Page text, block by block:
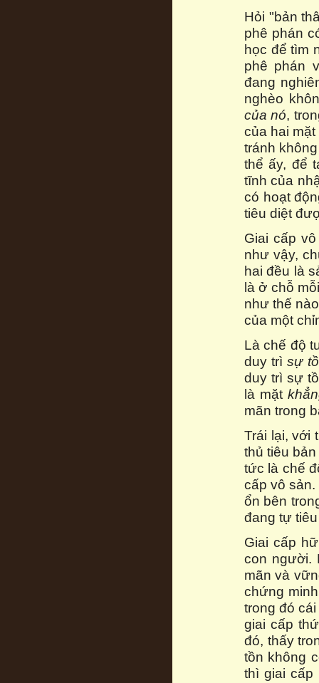
Hỏi "bản
phê phán
học để tìm
phê phán
đang
nghèo
của nó,
của hai
tránh
thể ấy, để
tĩnh của
có hoạt
tiêu diệt
Giai cấp
như vậy,
hai đều là
là ở chỗ
như thế
của một
Là chế độ
duy trìsự
duy trì sự
là mặt
mãn trong
Trái lại, với
thủ tiêu
tức là chế
cấp vô
ổn bên
đang tự
Giai cấp
con người.
mãn và
chứng
trong đó
giai cấp
đó, thấy
tồn không
thì giai